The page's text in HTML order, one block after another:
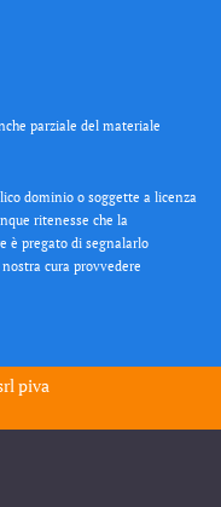
parziale del materiale
dominio o soggette a licenza
ritenesse che la
è pregato di segnalarlo
cura provvedere
piva